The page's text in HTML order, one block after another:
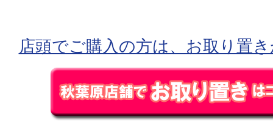
店頭でご購入の方は、お取り置